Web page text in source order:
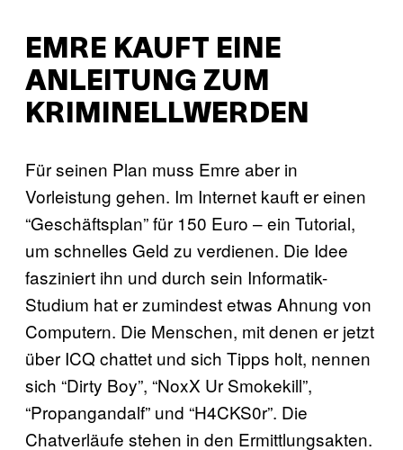
EMRE KAUFT EINE
ANLEITUNG ZUM
KRIMINELLWERDEN
Für seinen Plan muss Emre aber in
Vorleistung gehen. Im Internet kauft er einen
“Geschäftsplan” für 150 Euro – ein Tutorial,
um schnelles Geld zu verdienen. Die Idee
fasziniert ihn und durch sein Informatik-
Studium hat er zumindest etwas Ahnung von
Computern. Die Menschen, mit denen er jetzt
über ICQ chattet und sich Tipps holt, nennen
sich “Dirty Boy”, “NoxX Ur Smokekill”,
“Propangandalf” und “H4CKS0r”. Die
Chatverläufe stehen in den Ermittlungsakten.